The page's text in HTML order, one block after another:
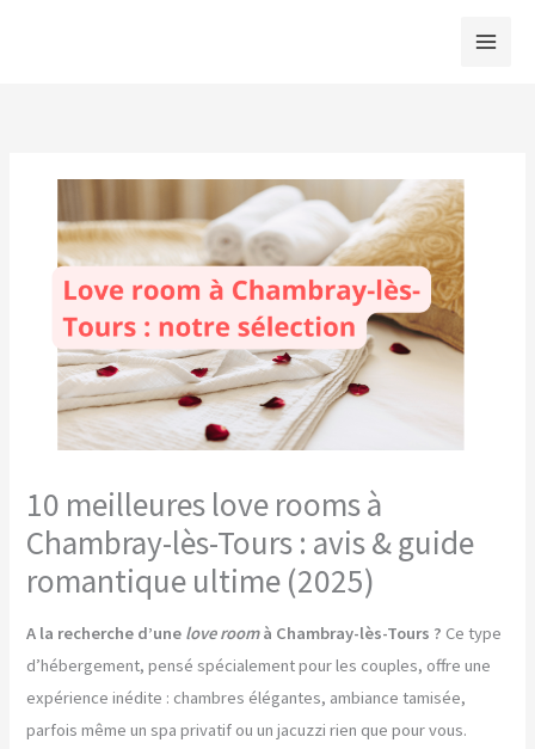
10 meilleures love rooms à
Chambray-lès-Tours : avis & guide
romantique ultime (2025)
A la recherche d’une love roomà Chambray-lès-Tours ? Ce type
d’hébergement, pensé spécialement pour les couples, offre une
expérience inédite : chambres élégantes, ambiance tamisée,
parfois même un spa privatif ou un jacuzzi rien que pour vous.